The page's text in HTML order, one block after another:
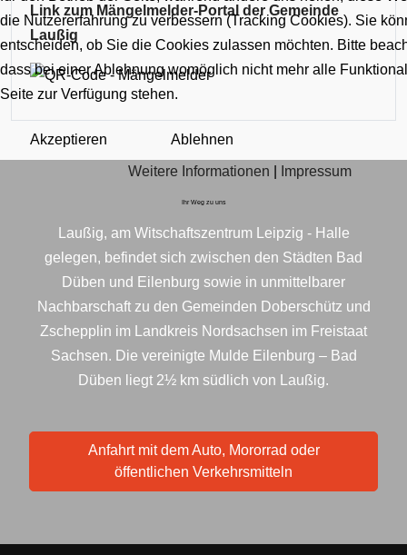
Link zum Mängelmelder-Portal der Gemeinde
Laußig
Ihr Weg zu uns
Laußig, am Witschaftszentrum Leipzig - Halle
gelegen, befindet sich zwischen den Städten Bad
Düben und Eilenburg sowie in unmittelbarer
Nachbarschaft zu den Gemeinden Doberschütz und
Zschepplin im Landkreis Nordsachsen im Freistaat
Sachsen. Die vereinigte Mulde Eilenburg – Bad
Düben liegt 2½ km südlich von Laußig.
Anfahrt mit dem Auto, Mororrad oder
öffentlichen Verkehrsmitteln
die Nutzererfahrung zu verbessern (Tracking Cookies). Sie
entscheiden, ob Sie die Cookies zulassen möchten. Bitte
dass bei einer Ablehnung womöglich nicht mehr alle
Seite zur Verfügung stehen.
Akzeptieren Ablehnen
Weitere Informationen Impressum